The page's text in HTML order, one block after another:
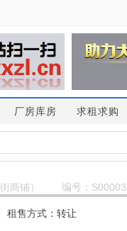
厂房库房 求租求购
商铺） 编号：
租售方式：转让